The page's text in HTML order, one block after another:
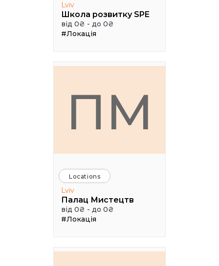
Lviv
Школа розвитку SPE
від 0₴ - до 0₴
#Локація
ПМ
Locations
Lviv
Палац Мистецтв
від 0₴ - до 0₴
#Локація